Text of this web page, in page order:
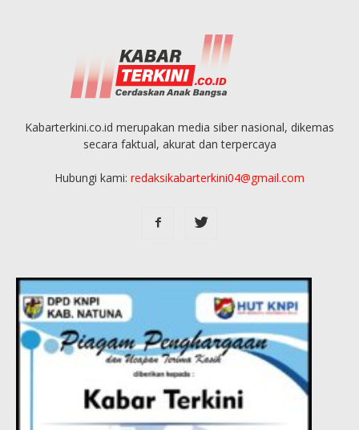
Kabarterkini.co.id merupakan media siber nasional, dikemas
secara faktual, akurat dan terpercaya
Hubungi kami: redaksikabarterkini04@gmail.com